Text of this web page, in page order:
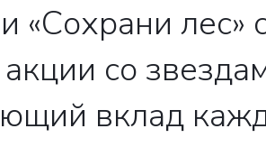
лес»
со
вклад